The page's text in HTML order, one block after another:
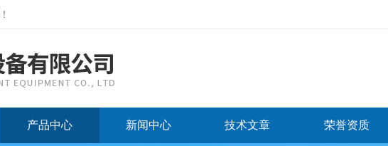
！
产品中心 新闻中心 技术文章 荣誉资质